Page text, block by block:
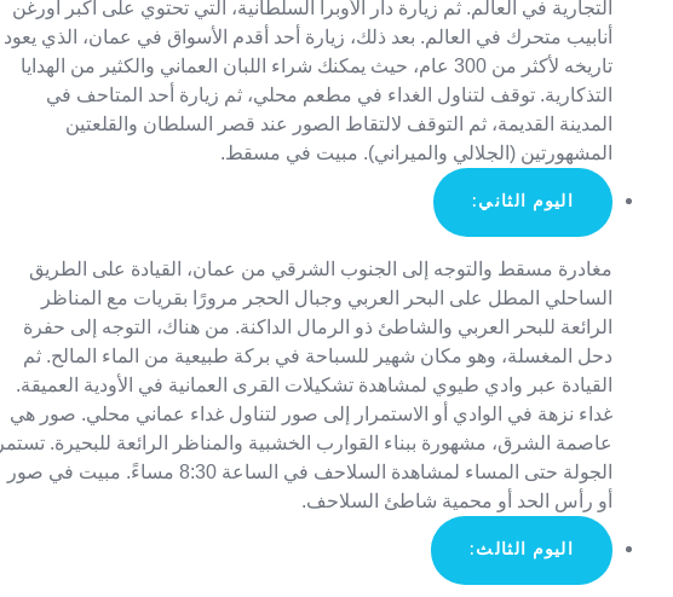
التجارية في العالم. ثم زيارة دار الأوبرا السلطانية، التي تحتوي على أكبر أورغن
أنابيب متحرك في العالم. بعد ذلك، زيارة أحد أقدم الأسواق في عمان، الذي يعود
تاريخه لأكثر من 300 عام، حيث يمكنك شراء اللبان العماني والكثير من الهدايا
التذكارية. توقف لتناول الغداء في مطعم محلي، ثم زيارة أحد المتاحف في
المدينة القديمة، ثم التوقف لالتقاط الصور عند قصر السلطان والقلعتين
المشهورتين (الجلالي والميراني). مبيت في مسقط.
اليوم الثاني:
مغادرة مسقط والتوجه إلى الجنوب الشرقي من عمان، القيادة على الطريق
الساحلي المطل على البحر العربي وجبال الحجر مرورًا بقريات مع المناظر
الرائعة للبحر العربي والشاطئ ذو الرمال الداكنة. من هناك، التوجه إلى حفرة
دحل المغسلة، وهو مكان شهير للسباحة في بركة طبيعية من الماء المالح. ثم
القيادة عبر وادي طيوي لمشاهدة تشكيلات القرى العمانية في الأودية العميقة.
غداء نزهة في الوادي أو الاستمرار إلى صور لتناول غداء عماني محلي. صور هي
عاصمة الشرق، مشهورة ببناء القوارب الخشبية والمناظر الرائعة للبحيرة. تستمر
الجولة حتى المساء لمشاهدة السلاحف في الساعة 8:30 مساءً. مبيت في صور
أو رأس الحد أو محمية شاطئ السلاحف.
اليوم الثالث: